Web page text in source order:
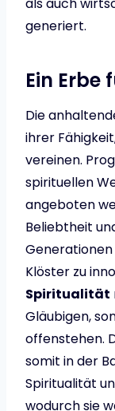
generiert.
Ein Erbe
Die
ihrer
vereinen.
spirituellen
angeboten
Beliebtheit
Generationen
Klöster zu
Spiritualität
Gläubigen,
offenstehen.
somit in der
Spiritualität
wodurch sie